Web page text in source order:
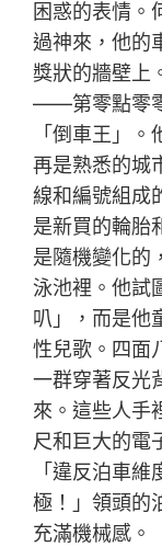
困惑的表情。
過神來，他的
獎狀的牆壁上
——第零點零
「倒車王」
再是熟悉的城
線和編號組成
是新買的輪胎
是隨機變化的
泳池裡。他試
叭」，而是他
性兒歌。四面
一群穿著反光
來。這些人手
尺和巨大的電
「違反泊車
極！」領頭的
充滿機械感。